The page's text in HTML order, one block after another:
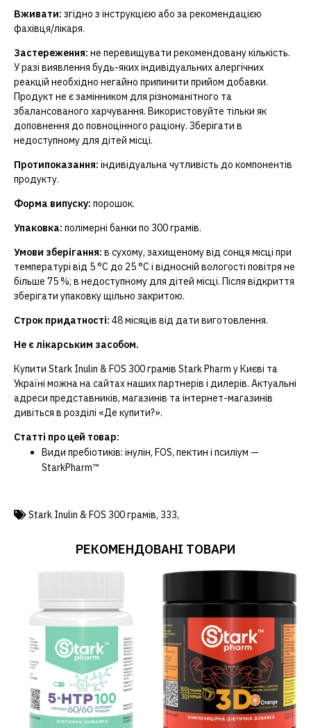
Вживати: згідно з інструкцією або за рекомендацією
фахівця/лікаря.
Застереження: не перевищувати рекомендовану кількість.
У разі виявлення будь-яких індивідуальних алергічних
реакцій необхідно негайно припинити прийом добавки.
Продукт не є замінником для різноманітного та
збалансованого харчування. Використовуйте тільки як
доповнення до повноцінного раціону. Зберігати в
недоступному для дітей місці.
Протипоказання: індивідуальна чутливість до компонентів
продукту.
Форма випуску: порошок.
Упаковка: полімерні банки по 300 грамів.
Умови зберігання: в сухому, захищеному від сонця місці при
температурі від 5 °C до 25 °C і відносній вологості повітря не
більше 75 %; в недоступному для дітей місці. Після відкриття
зберігати упаковку щільно закритою.
Строк придатності: 48 місяців від дати виготовлення.
Не є лікарським засобом.
Купити Stark Inulin & FOS 300 грамів Stark Pharm у Києві та
Україні можна на сайтах наших партнерів і дилерів. Актуальні
адреси представників, магазинів та інтернет-магазинів
дивіться в розділі «Де купити?».
Статті про цей товар:
Види пребіотиків: інулін, FOS, пектин і псиліум —
StarkPharm™
Stark Inulin & FOS 300 грамів, 333,
РЕКОМЕНДОВАНІ ТОВАРИ